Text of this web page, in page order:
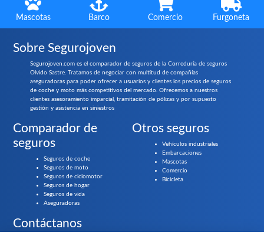
Mascotas Barco Comercio Furgoneta
Sobre Segurojoven
Segurojoven.com es el comparador de seguros de la Correduría de seguros
Olvido Sastre. Tratamos de negociar con multitud de compañías
aseguradoras para poder ofrecer a usuarios y clientes los precios de seguros
de coche y moto más competitivos del mercado. Ofrecemos a nuestros
clientes asesoramiento imparcial, tramitación de pólizas y por supuesto
gestión y asistencia en siniestros
Comparador de
seguros
Seguros de coche
Seguros de moto
Seguros de ciclomotor
Seguros de hogar
Seguros de vida
Aseguradoras
Otros seguros
Vehículos industriales
Embarcaciones
Mascotas
Comercio
Bicicleta
Contáctanos